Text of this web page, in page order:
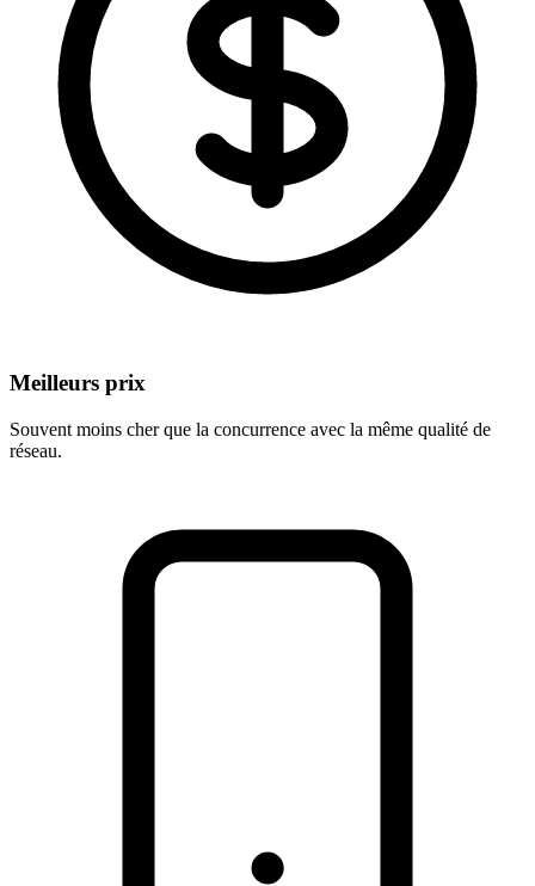
Meilleurs prix
Souvent moins cher que la concurrence avec la même qualité de
réseau.